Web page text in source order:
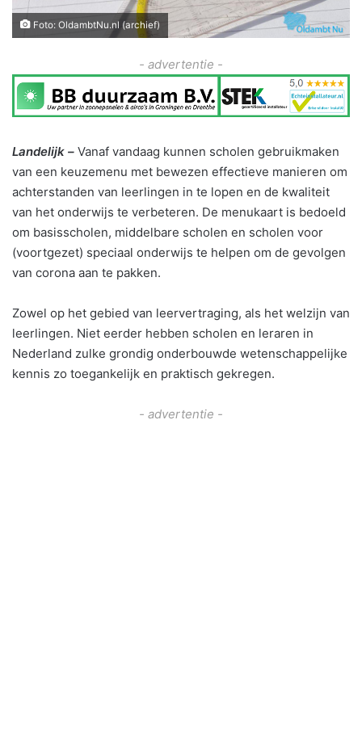
Foto: OldambtNu.nl (archief)
- advertentie -
Landelijk – Vanaf vandaag kunnen scholen gebruikmaken
van een keuzemenu met bewezen effectieve manieren om
achterstanden van leerlingen in te lopen en de kwaliteit
van het onderwijs te verbeteren. De menukaart is bedoeld
om basisscholen, middelbare scholen en scholen voor
(voortgezet) speciaal onderwijs te helpen om de gevolgen
van corona aan te pakken.
Zowel op het gebied van leervertraging, als het welzijn van
leerlingen. Niet eerder hebben scholen en leraren in
Nederland zulke grondig onderbouwde wetenschappelijke
kennis zo toegankelijk en praktisch gekregen.
- advertentie -